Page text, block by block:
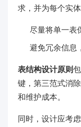
求，并为每个实
尽量将单一表
避免冗余信息
表结构设计原则
键，第三范式消
和维护成本。
同时，设计应考